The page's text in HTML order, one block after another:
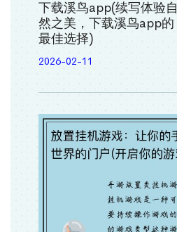
下载溪鸟app(续写体验自
然之美，下载溪鸟app的
最佳选择)
2026-02-11